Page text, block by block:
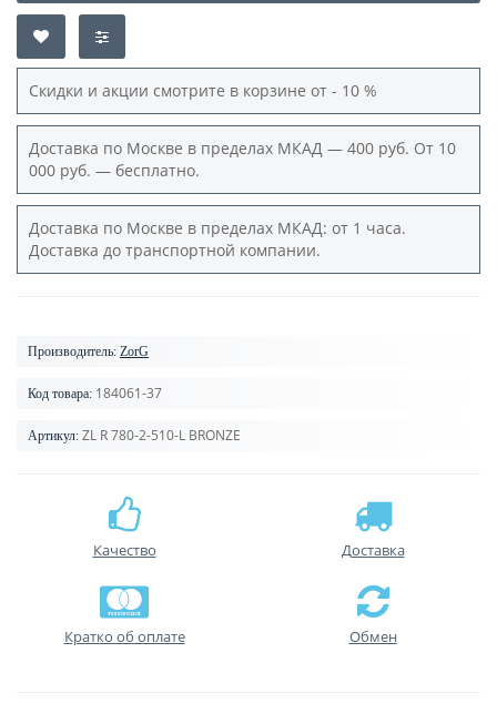
Скидки и акции смотрите в корзине от - 10 %
Доставка по Москве в пределах МКАД — 400 руб. От 10
000 руб. — бесплатно.
Доставка по Москве в пределах МКАД: от 1 часа.
Доставка до транспортной компании.
Производитель: ZorG
Код товара: 184061-37
Артикул: ZL R 780-2-510-L BRONZE
Качество Доставка
Кратко об оплате Обмен